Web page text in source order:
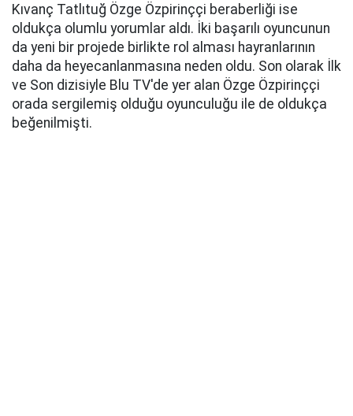
Kıvanç Tatlıtuğ Özge Özpirinççi beraberliği ise
oldukça olumlu yorumlar aldı. İki başarılı oyuncunun
da yeni bir projede birlikte rol alması hayranlarının
daha da heyecanlanmasına neden oldu. Son olarak İlk
ve Son dizisiyle Blu TV'de yer alan Özge Özpirinççi
orada sergilemiş olduğu oyunculuğu ile de oldukça
beğenilmişti.